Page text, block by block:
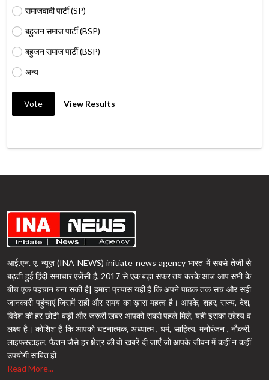
समाजवादी पार्टी (SP)
बहुजन समाज पार्टी (BSP)
बहुजन समाज पार्टी (BSP)
अन्य
Vote View Results
आई.एन. ए. न्यूज़ (INA NEWS) initiate news agency भारत में सबसे तेजी से
बढ़ती हुई हिंदी समाचार एजेंसी है, 2017 से एक बड़ा सफर तय करके आज आप सभी के
बीच एक पहचान बना सकी है| हमारा प्रयास यही है कि अपने पाठक तक सच और सही
जानकारी पहुंचाएं जिसमें सही और समय का ख़ास महत्व है। आपके, शहर, राज्य, देश,
विदेश की हर छोटी-बड़ी और जरूरी खबर आपको सबसे पहले मिले, यही इसका उद्देश्य व
लक्ष्य है। कोशिश है कि आपको घटनात्मक, अध्यात्म , धर्म, साहित्य, मनोरंजन , नौकरी,
लाइफस्टाइल, फैशन जैसे हर क्षेत्र की वो ख़बरें दी जाएँ जो आपके जीवन में कहीं न कहीं
उपयोगी साबित हों
Read More...